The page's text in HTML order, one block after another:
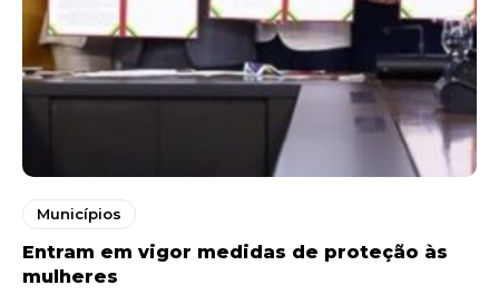
Municípios
Entram em vigor medidas de proteção às
mulheres